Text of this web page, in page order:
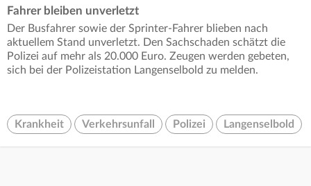
Fahrer bleiben unverletzt
Der Busfahrer sowie der Sprinter-Fahrer blieben nach
aktuellem Stand unverletzt. Den Sachschaden schätzt die
Polizei auf mehr als 20.000 Euro. Zeugen werden gebeten,
sich bei der Polizeistation Langenselbold zu melden.
Krankheit Verkehrsunfall Polizei Langenselbold